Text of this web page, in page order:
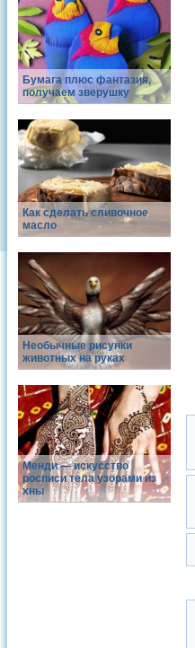
Бумага плюс фантазия,
получаем зверушку
Как сделать сливочное
масло
Необычные рисунки
животных на руках
Менди — искусство
росписи тела узорами из
хны